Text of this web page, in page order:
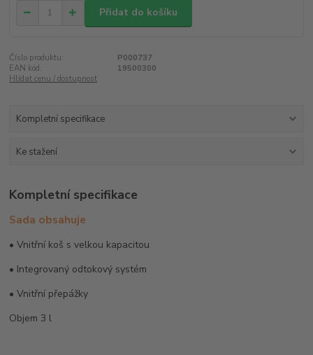
Přidat do košíku
Číslo produktu:
P000737
EAN kód:
19500300
Hlídat cenu / dostupnost
Kompletní specifikace
Ke stažení
Kompletní specifikace
Sada obsahuje
• Vnitřní koš s velkou kapacitou
• Integrovaný odtokový systém
• Vnitřní přepážky
Objem 3 l